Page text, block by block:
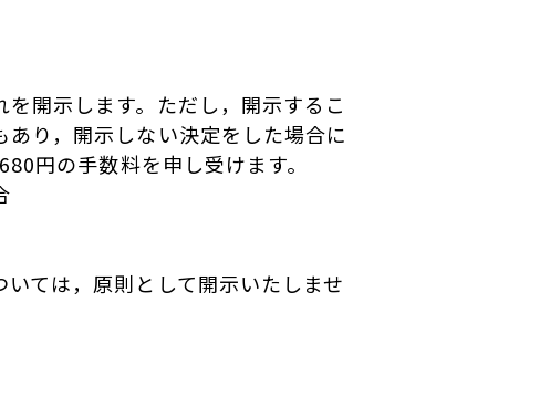
開示します。ただし，開示するこ
り，開示しない決定をした場合に
円の手数料を申し受けます。
ては，原則として開示いたしませ